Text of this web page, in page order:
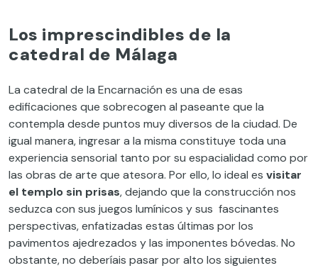
Los imprescindibles de la
catedral de Málaga
La catedral de la Encarnación es una de esas
edificaciones que sobrecogen al paseante que la
contempla desde puntos muy diversos de la ciudad. De
igual manera, ingresar a la misma constituye toda una
experiencia sensorial tanto por su espacialidad como por
las obras de arte que atesora. Por ello, lo ideal es visitar
el templo sin prisas, dejando que la construcción nos
seduzca con sus juegos lumínicos y sus fascinantes
perspectivas, enfatizadas estas últimas por los
pavimentos ajedrezados y las imponentes bóvedas. No
obstante, no deberíais pasar por alto los siguientes